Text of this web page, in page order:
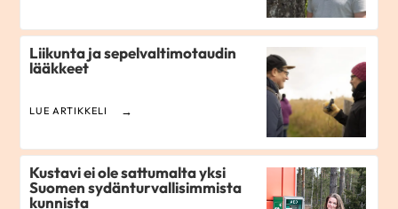
Liikunta ja sepelvaltimotaudin
lääkkeet
LUE ARTIKKELI
Kustavi ei ole sattumalta yksi
Suomen sydänturvallisimmista
kunnista